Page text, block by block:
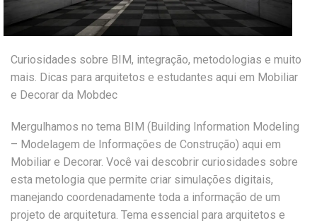
Curiosidades sobre BIM, integração, metodologias e muito
mais. Dicas para arquitetos e estudantes aqui em Mobiliar
e Decorar da Mobdec
Mergulhamos no tema BIM (Building Information Modeling
– Modelagem de Informações de Construção) aqui em
Mobiliar e Decorar. Você vai descobrir curiosidades sobre
esta metologia que permite criar simulações digitais,
manejando coordenadamente toda a informação de um
projeto de arquitetura. Tema essencial para arquitetos e